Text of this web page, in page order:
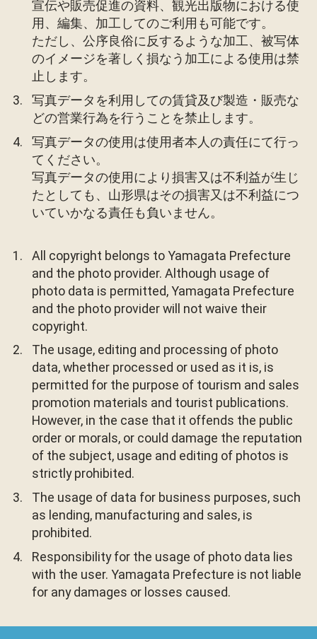
宣伝や販売促進の資料、観光出版物における使
用、編集、加工してのご利用も可能です。
ただし、公序良俗に反するような加工、被写体
のイメージを著しく損なう加工による使用は禁
止します。
写真データを利用しての賃貸及び製造・販売な
どの営業行為を行うことを禁止します。
写真データの使用は使用者本人の責任にて行っ
てください。
写真データの使用により損害又は不利益が生じ
たとしても、山形県はその損害又は不利益につ
いていかなる責任も負いません。
All copyright belongs to Yamagata Prefecture
and the photo provider. Although usage of
photo data is permitted, Yamagata Prefecture
and the photo provider will not waive their
copyright.
The usage, editing and processing of photo
data, whether processed or used as it is, is
permitted for the purpose of tourism and sales
promotion materials and tourist publications.
However, in the case that it offends the public
order or morals, or could damage the reputation
of the subject, usage and editing of photos is
strictly prohibited.
The usage of data for business purposes, such
as lending, manufacturing and sales, is
prohibited.
Responsibility for the usage of photo data lies
with the user. Yamagata Prefecture is not liable
for any damages or losses caused.